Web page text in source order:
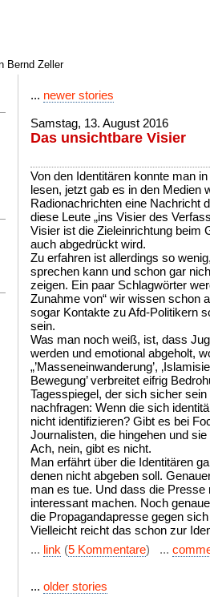
Bernd Zeller
... newer stories
Samstag, 13. August 2016
Das unsichtbare Visier
Von den Identitären konnte man
lesen, jetzt gab es in den Medien
Radionachrichten eine Nachricht
diese Leute „ins Visier des
Visier ist die Zieleinrichtung beim
auch abgedrückt wird.
Zu erfahren ist allerdings so
sprechen kann und schon gar
zeigen. Ein paar Schlagwörter
Zunahme von“ wir wissen schon
sogar Kontakte zu Afd-Politikern
sein.
Was man noch weiß, ist, dass
werden und emotional abgeholt,
„’Masseneinwanderung’,
Bewegung’ verbreitet eifrig
Tagesspiegel, der sich sicher
nachfragen: Wenn die sich
nicht identifizieren? Gibt es bei
Journalisten, die hingehen und
Ach, nein, gibt es nicht.
Man erfährt über die Identitären
denen nicht abgeben soll.
man es tue. Und dass die
interessant machen. Noch
die Propagandapresse gegen
Vielleicht reicht das schon zur
... link (5 Kommentare) ...
... older stories